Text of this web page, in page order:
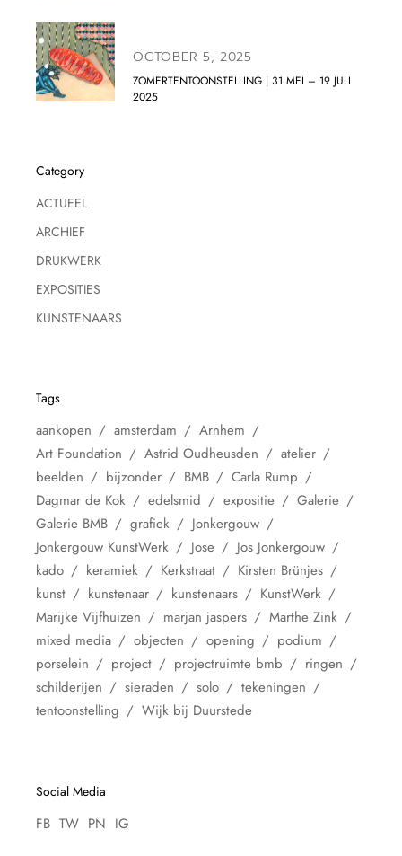
OCTOBER 5, 2025
ZOMERTENTOONSTELLING | 31 MEI – 19 JULI
2025
Category
ACTUEEL
ARCHIEF
DRUKWERK
EXPOSITIES
KUNSTENAARS
Tags
aankopen amsterdam
Arnhem
Art Foundation
Astrid Oudheusden
atelier
beelden
bijzonder BMB
Carla Rump
Dagmar de Kok
edelsmid expositie
Galerie
Galerie BMB
grafiek
Jonkergouw
Jonkergouw KunstWerk
Jose
Jos Jonkergouw
kado
keramiek Kerkstraat
Kirsten Brünjes
kunst
kunstenaar kunstenaars
KunstWerk
Marijke Vijfhuizen
marjan jaspers
Marthe Zink
mixed media
objecten opening
podium
porselein
project projectruimte bmb
ringen
schilderijen
sieraden solo
tekeningen
tentoonstelling
Wijk bij Duurstede
Social Media
FB TW PN IG